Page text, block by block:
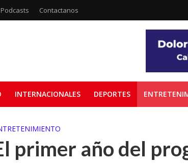
Podcasts Contactanos
INTERNACIONALES DEPORTES
primer año del